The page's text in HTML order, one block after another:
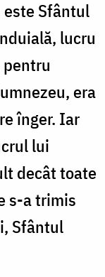
este Sfântul
lucru
pentru
era
înger. Iar
lui
decât toate
s-a trimis
Sfântul